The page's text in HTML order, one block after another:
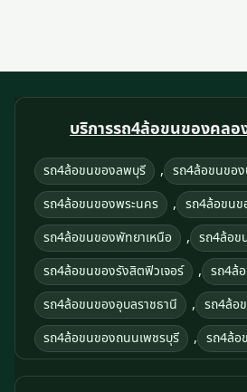
บริการรถ4ล้อขนของคล
รถ4ล้อขนของลพบุรี , รถ4ล้อขนขอ
รถ4ล้อขนของพระนคร , รถ4ล้อขน
รถ4ล้อขนของพัทยาเหนือ , รถ4ล้อข
รถ4ล้อขนของรังสิตฟิวเจอร์ , รถ4ล้
รถ4ล้อขนของอุบลราชธานี , รถ4ล้อ
รถ4ล้อขนของถนนเพชรบุรี , รถ4ล้อ